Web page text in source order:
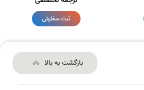
ثبت سفارش
بازگشت به بالا